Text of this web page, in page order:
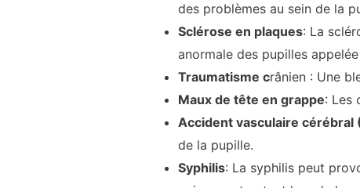
des problèmes au sein de la
Sclérose en plaques: La
anormale des pupilles
Traumatisme crânien : Une
Maux de tête en grappe: Les
Accident vasculaire cérébral
de la pupille.
Syphilis: La syphilis peut